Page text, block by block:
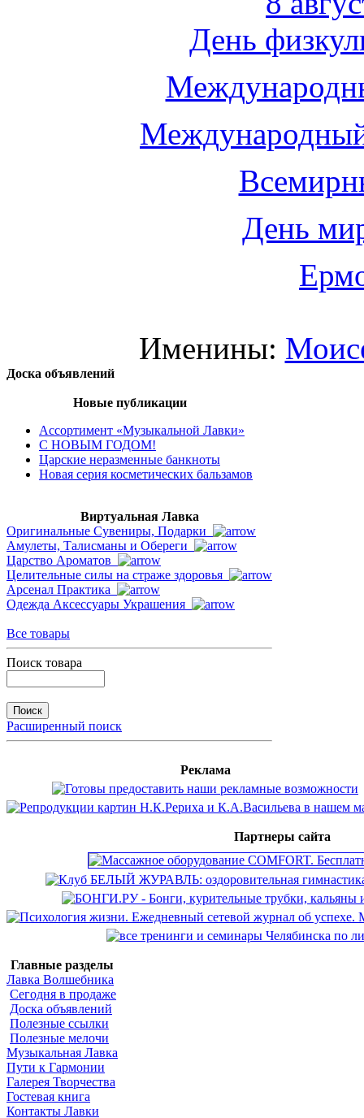
День
День
Именины:
Доска объявлений
Новые публикации
Ассортимент «Музыкальной Лавки»
С НОВЫМ ГОДОМ!
Царские неразменные банкноты
Новая серия косметических бальзамов
Виртуальная Лавка
Оригинальные Сувениры, Подарки
Амулеты, Талисманы и Обереги
Царство Ароматов
Целительные силы на страже здоровья
Арсенал Практика
Одежда Аксессуары Украшения
Все товары
Поиск товара
Расширенный поиск
Реклама
Партнеры сайта
Главные разделы
Лавка Волшебника
Сегодня в продаже
Доска объявлений
Полезные ссылки
Полезные мелочи
Музыкальная Лавка
Пути к Гармонии
Галерея Творчества
Гостевая книга
Контакты Лавки